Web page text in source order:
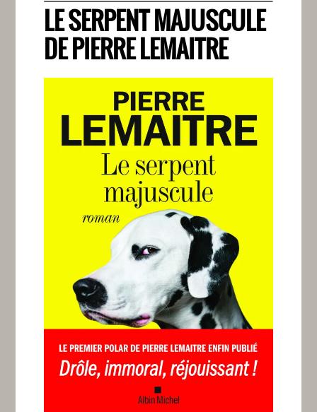
LE SERPENT MAJUSCULE
DE PIERRE LEMAITRE